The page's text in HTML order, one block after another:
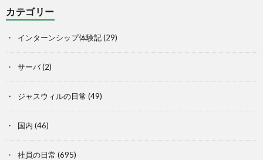
カテゴリー
インターンシップ体験記(29)
サーバ(2)
ジャスウィルの日常 (49)
国内 (46)
社員の日常 (695)